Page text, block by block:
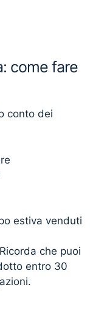
come fare
conto dei
estiva venduti
che puoi
entro 30